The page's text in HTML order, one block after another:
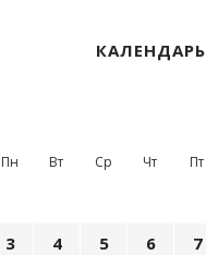
КАЛЕНДАРЬ
Пн Вт Ср Чт Пт
3
4 5 6 7